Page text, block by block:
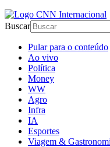
Buscar
Pular para o conteúdo
Ao vivo
Política
Money
WW
Agro
Infra
IA
Esportes
Viagem &